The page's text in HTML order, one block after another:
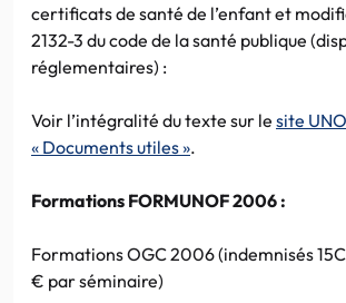
certificats de santé de l’enfant et
2132-3 du code de la santé publique
réglementaires) :
Voir l’intégralité du texte sur le site
« Documents utiles ».
Formations FORMUNOF 2006 :
Formations OGC 2006 (indemnisés
€ par séminaire)